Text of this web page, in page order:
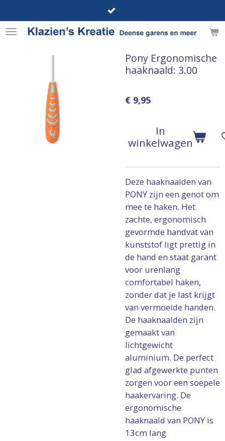
direct
naar
Pony Ergonomische
haaknaald: 3.00
€ 9,95
In
winkelwagen
Deze haaknaalden van
PONY zijn een genot om
mee te haken. Het
zachte, ergonomisch
gevormde handvat van
kunststof ligt prettig in
de hand en staat garant
voor urenlang
comfortabel haken,
zonder dat je last krijgt
van vermoeide handen.
De haaknaalden zijn
gemaakt van
lichtgewicht
aluminium. De perfect
glad afgewerkte punten
zorgen voor een soepele
haakervaring. De
ergonomische
haaknaald van PONY is
13cm lang